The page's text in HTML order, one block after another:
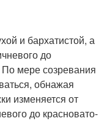
и бархатистой, а
до
мере созревания
обнажая
изменяется от
до красновато-